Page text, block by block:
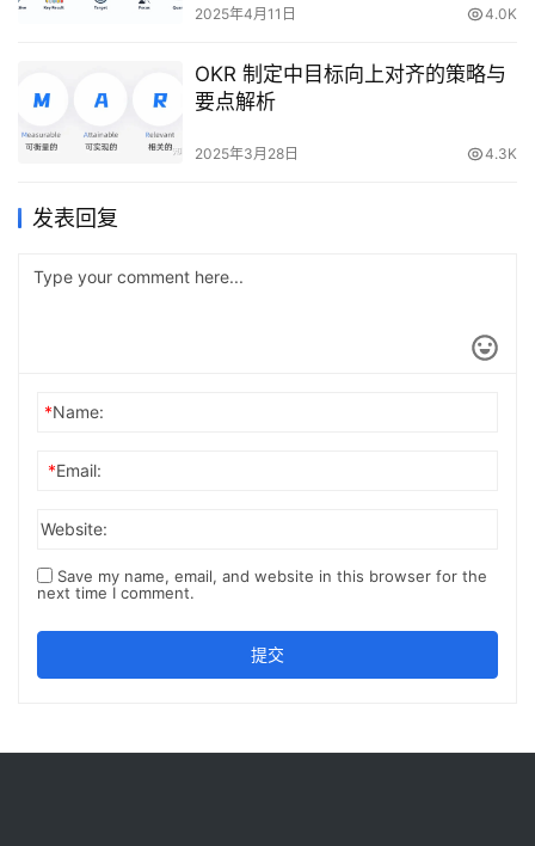
2025年4月11日 4.0K
OKR 制定中目标向上对齐的策略与
要点解析
2025年3月28日 4.3K
发表回复
*Name:
*Email:
Website:
Save my name, email, and website in this browser for the
next time I comment.
提交